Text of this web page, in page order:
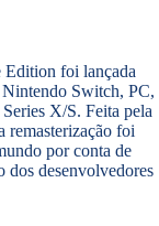
foi lançada
Switch, PC,
X/S. Feita pela
remasterização foi
por conta de
dos desenvolvedores